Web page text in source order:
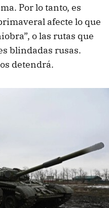
Por lo tanto, es
afecte lo que
o las rutas que
blindadas rusas.
detendrá.